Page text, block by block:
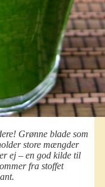
Grønne blade som
store mængder
ej – en god kilde til
fra stoffet